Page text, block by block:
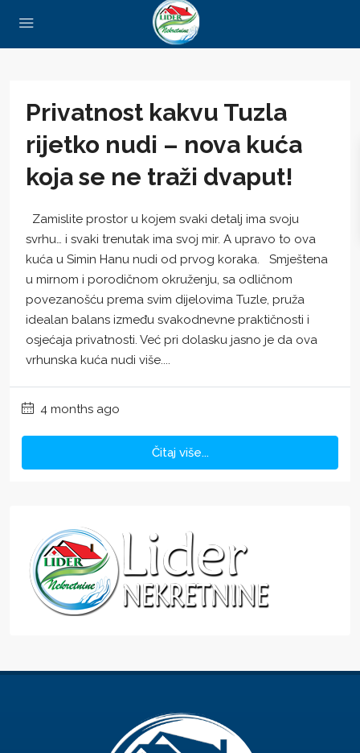
Privatnost kakvu Tuzla
rijetko nudi – nova kuća
koja se ne traži dvaput!
Zamislite prostor u kojem svaki detalj ima svoju
svrhu… i svaki trenutak ima svoj mir. A upravo to ova
kuća u Simin Hanu nudi od prvog koraka. Smještena
u mirnom i porodičnom okruženju, sa odličnom
povezanošću prema svim dijelovima Tuzle, pruža
idealan balans između svakodnevne praktičnosti i
osjećaja privatnosti. Već pri dolasku jasno je da ova
vrhunska kuća nudi više....
4 months ago
Čitaj više...